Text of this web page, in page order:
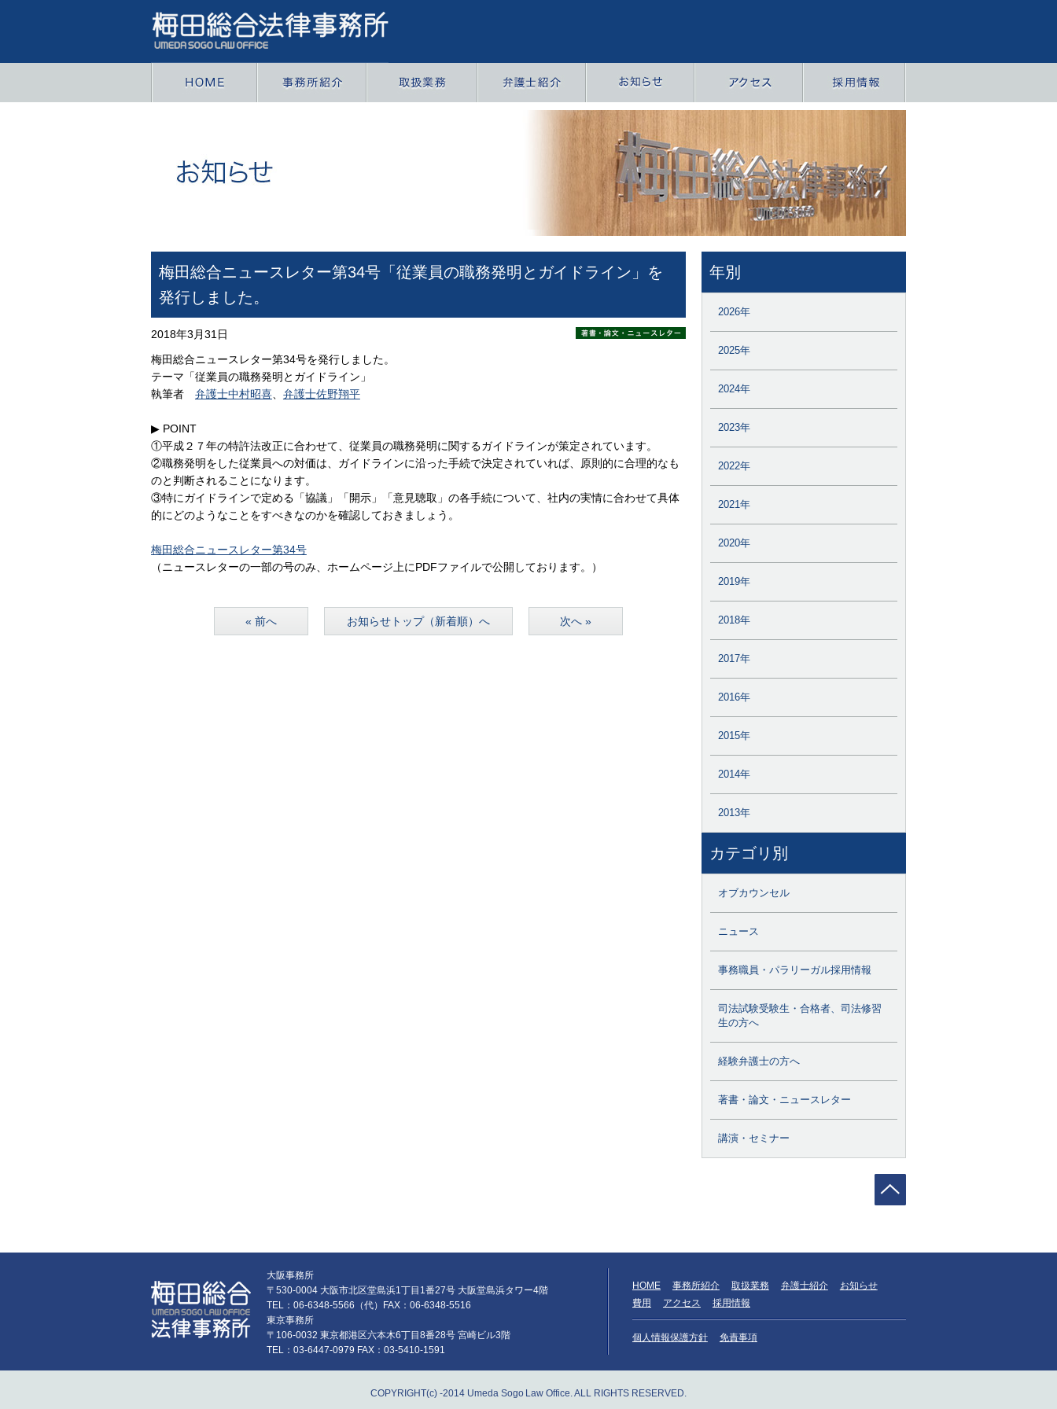
梅田総合ニュースレター第34号「従業員の職務発明とガイドライン」を
発行しました。
2018年3月31日
梅田総合ニュースレター第34号を発行しました。
テーマ「従業員の職務発明とガイドライン」
執筆者 弁護士中村昭喜、 弁護士佐野翔平
▶ POINT
①平成２７年の特許法改正に合わせて、従業員の職務発明に関するガイドラインが策定されています。
②職務発明をした従業員への対価は、ガイドラインに沿った手続で決定されていれば、原則的に合理的なも
のと判断されることになります。
③特にガイドラインで定める「協議」「開示」「意見聴取」の各手続について、社内の実情に合わせて具体
的にどのようなことをすべきなのかを確認しておきましょう。
梅田総合ニュースレター第34号
（ニュースレターの一部の号のみ、ホームページ上にPDFファイルで公開しております。）
« 前へ お知らせトップ（新着順）へ 次へ »
年別
2026年
2025年
2024年
2023年
2022年
2021年
2020年
2019年
2018年
2017年
2016年
2015年
2014年
2013年
カテゴリ別
オブカウンセル
ニュース
事務職員・パラリーガル採用情報
司法試験受験生・合格者、司法修習
生の方へ
経験弁護士の方へ
著書・論文・ニュースレター
講演・セミナー
大阪事務所
〒530-0004 大阪市北区堂島浜1丁目1番27号 大阪堂島浜タワー4階
TEL：06-6348-5566（代）FAX：06-6348-5516
東京事務所
〒106-0032 東京都港区六本木6丁目8番28号 宮崎ビル3階
TEL：03-6447-0979 FAX：03-5410-1591
HOME 事務所紹介 取扱業務 弁護士紹介
お知らせ
費用
アクセス 採用情報
個人情報保護方針 免責事項
COPYRIGHT(c) -2014 Umeda Sogo Law Office. ALL RIGHTS RESERVED.